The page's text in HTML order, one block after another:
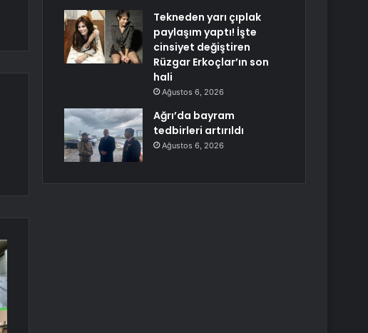
Tekneden yarı çıplak
paylaşım yaptı! İşte
cinsiyet değiştiren
Rüzgar Erkoçlar’ın son
hali
Ağustos 6, 2026
Ağrı’da bayram
tedbirleri artırıldı
Ağustos 6, 2026